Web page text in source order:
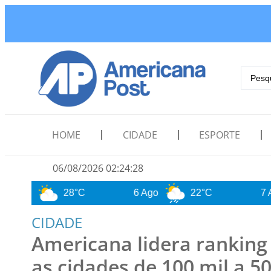
HOME CIDADE ESPORTE
06/08/2026 02:24:29
6 Ago 22°C 7 Ago
CIDADE
Americana lidera ranking